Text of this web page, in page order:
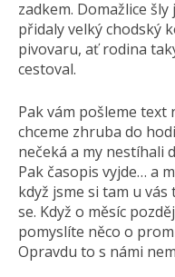
zadkem. Domažlice
přidaly velký chodský
pivovaru, ať rodina
cestoval.
Pak vám pošleme
chceme zhruba do
nečeká a my nestíhali
Pak časopis vyjde… a
když jsme si tam u
se. Když o měsíc
pomyslíte něco o
Opravdu to s námi